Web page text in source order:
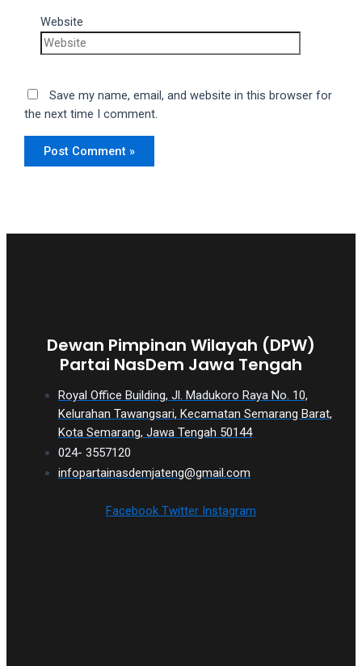
Website
Save my name, email, and website in this browser for
the next time I comment.
Dewan Pimpinan Wilayah (DPW)
Partai NasDem Jawa Tengah
Royal Office Building, Jl. Madukoro Raya No. 10,
Kelurahan Tawangsari, Kecamatan Semarang Barat,
Kota Semarang, Jawa Tengah 50144
024- 3557120
infopartainasdemjateng@gmail.com
Facebook Twitter Instagram